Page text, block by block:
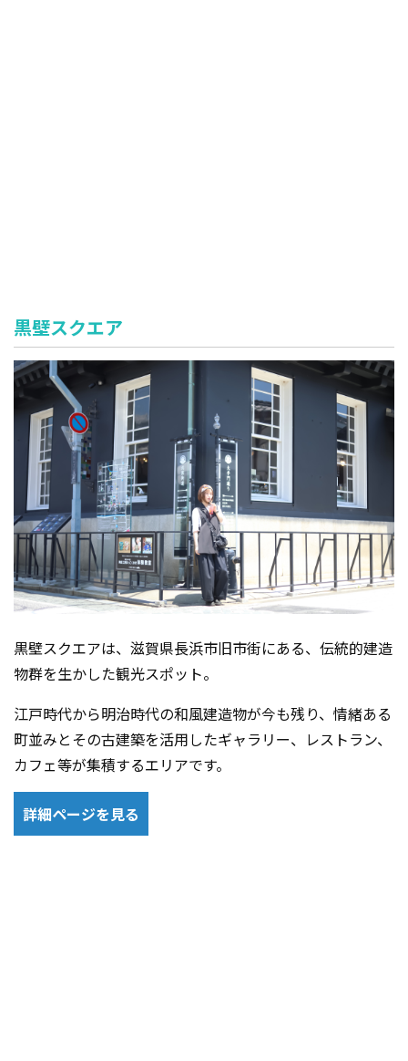
黒壁スクエア
黒壁スクエアは、滋賀県長浜市旧市街にある、伝統的建造
物群を生かした観光スポット。
江戸時代から明治時代の和風建造物が今も残り、情緒ある
町並みとその古建築を活用したギャラリー、レストラン、
カフェ等が集積するエリアです。
詳細ページを見る